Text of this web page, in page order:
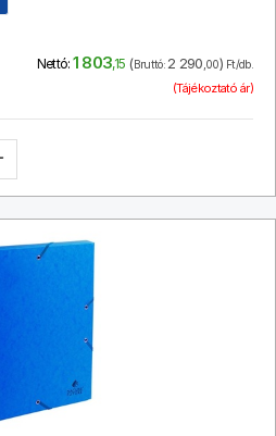
Nettó: 1 803,15 (Bruttó:2 290,00) Ft/db.
(Tájékoztató ár)